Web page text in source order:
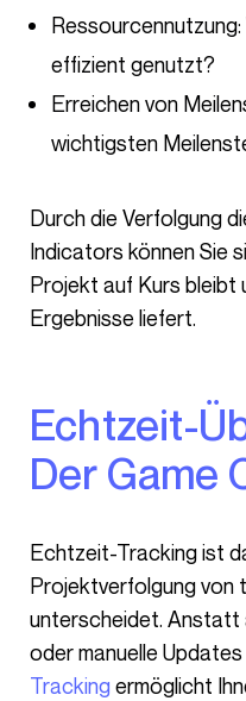
effizient genutzt?
Erreichen von
wichtigsten
Durch die Verfolgung dieser Key Performance
Indicators können Sie
Projekt auf Kurs bleibt
Ergebnisse liefert.
Echtzeit-Überwachung:
Der Game
Echtzeit-Tracking ist das, was die moderne
Projektverfolgung von
unterscheidet. Anstatt
oder manuelle
Tracking ermöglicht